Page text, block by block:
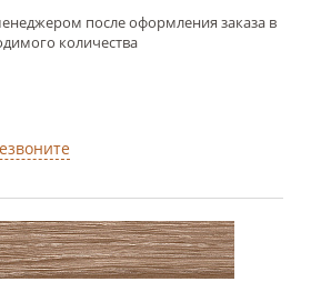
после оформления заказа в
количества